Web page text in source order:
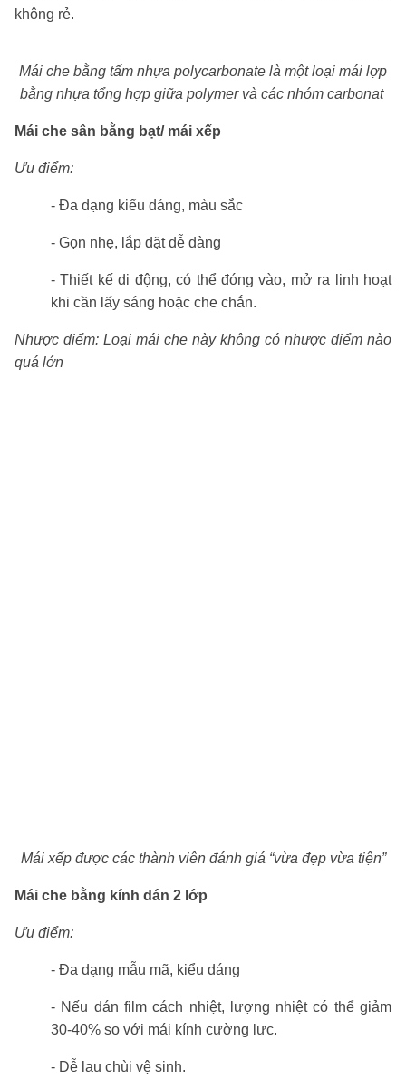
không rẻ.
Mái che bằng tấm nhựa polycarbonate là một loại mái lợp
bằng nhựa tổng hợp giữa polymer và các nhóm carbonat
Mái che sân bằng bạt/ mái xếp
Ưu điểm:
- Đa dạng kiểu dáng, màu sắc
- Gọn nhẹ, lắp đặt dễ dàng
- Thiết kế di động, có thể đóng vào, mở ra linh hoạt
khi cần lấy sáng hoặc che chắn.
Nhược điểm: Loại mái che này không có nhược điểm nào
quá lớn
Mái xếp được các thành viên đánh giá “vừa đẹp vừa tiện”
Mái che bằng kính dán 2 lớp
Ưu điểm:
- Đa dạng mẫu mã, kiểu dáng
- Nếu dán film cách nhiệt, lượng nhiệt có thể giảm
30-40% so với mái kính cường lực.
- Dễ lau chùi vệ sinh.